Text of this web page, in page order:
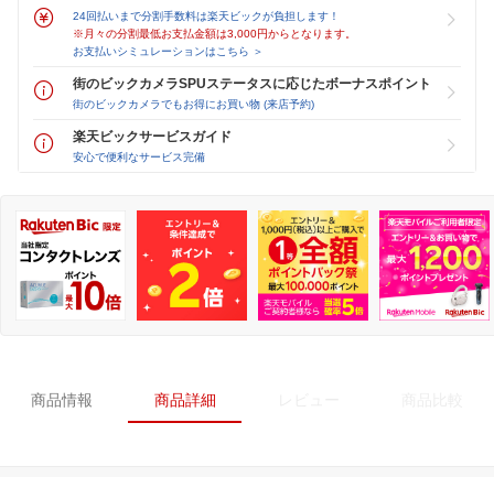
24回払いまで分割手数料は楽天ビックが負担します！
※月々の分割最低お支払金額は3,000円からとなります。
お支払いシミュレーションはこちら ＞
街のビックカメラSPUステータスに応じたボーナスポイント
街のビックカメラでもお得にお買い物 (来店予約)
楽天ビックサービスガイド
安心で便利なサービス完備
商品情報 商品詳細